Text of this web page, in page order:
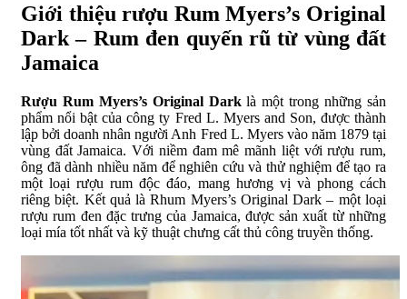
Giới thiệu rượu Rum Myers’s Original
Dark – Rum đen quyến rũ từ vùng đất
Jamaica
Rượu Rum Myers’s Original Darklà một trong những sản
phẩm nổi bật của công ty Fred L. Myers and Son, được thành
lập bởi doanh nhân người Anh Fred L. Myers vào năm 1879 tại
vùng đất Jamaica. Với niềm đam mê mãnh liệt với rượu rum,
ông đã dành nhiều năm để nghiên cứu và thử nghiệm để tạo ra
một loại rượu rum độc đáo, mang hương vị và phong cách
riêng biệt. Kết quả là Rhum Myers’s Original Dark – một loại
rượu rum đen đặc trưng của Jamaica, được sản xuất từ những
loại mía tốt nhất và kỹ thuật chưng cất thủ công truyền thống.